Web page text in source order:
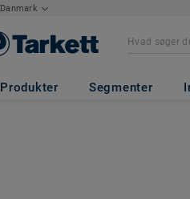
Danmark
Produkter Segmenter